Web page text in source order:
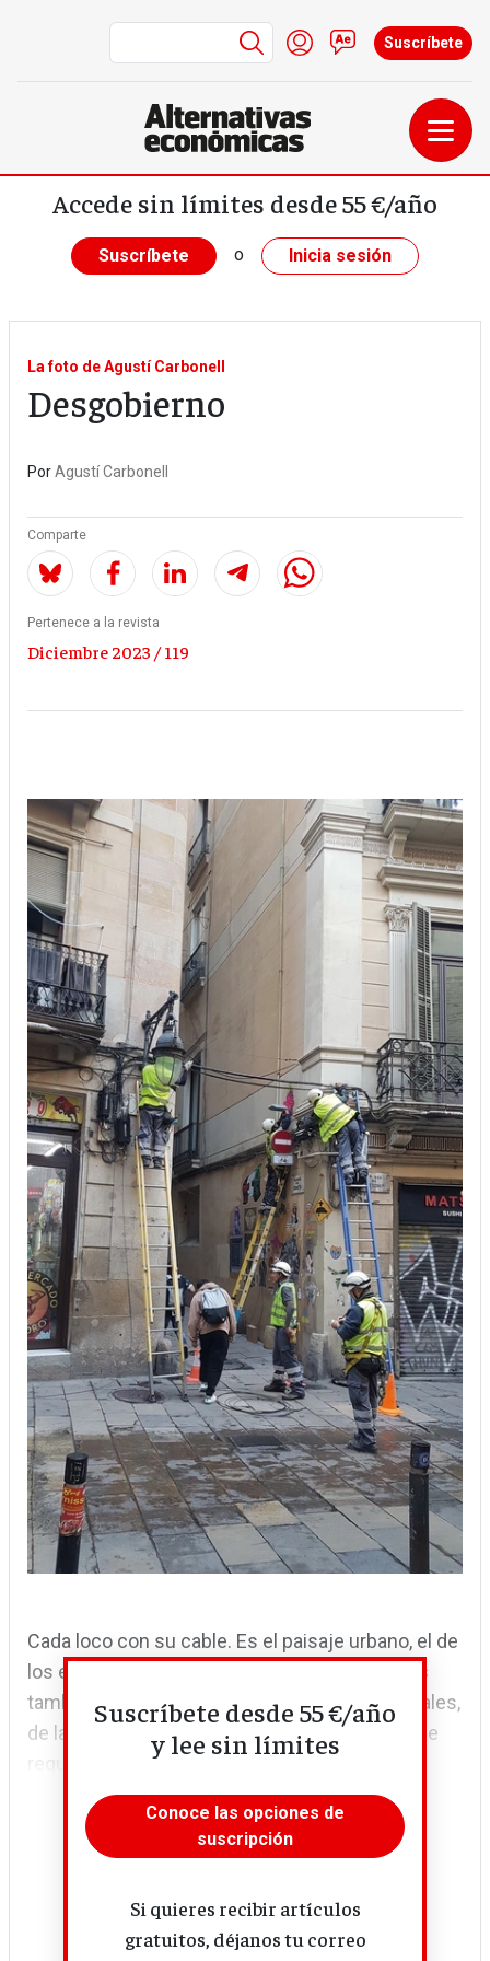
Pasar al contenido principal
Menú de cuenta de
Iniciar sesión
Contacto
Suscríbete
Accede sin límites desde 55 €/año
Suscríbete o Inicia sesión
La foto de Agustí Carbonell
Desgobierno
PorAgustí Carbonell
Comparte
Pertenece a la revista
Diciembre 2023 / 119
Imagen
Cada loco con su cable. Es el paisaje urbano, el de
los enredos y las soluciones individuales. Y es
también el paisaje de un mundo de retos globales,
de la emergencia climática a la inmigración, que
requieren de acuerdos valientes, a una.
Suscríbete desde 55 €/año
y lee sin límites
Conoce las opciones de
suscripción
Si quieres recibir artículos
gratuitos, déjanos tu correo